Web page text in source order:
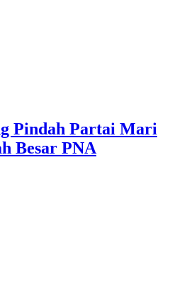
Pindah Partai Mari
Besar PNA